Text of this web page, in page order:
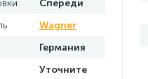
Спереди
Wagner
Германия
Уточните